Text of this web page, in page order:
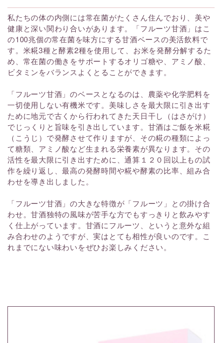
私たちの体の内側には常在菌がたくさん住んでおり、美や
健康と深い関わり合いがあります。「フルーツ甘酒」はこ
の100兆個の常在菌を味方にする甘酒ベースの美活飲料で
す。米糀3種と酵素2種を使用して、お米を発酵分解するた
め、常在菌の働きをサポートするオリゴ糖や、アミノ酸、
ビタミンをバランスよくとることができます。
「フルーツ甘酒」のベースとなるのは、農薬や化学肥料を
一切使用しない有機米です。美味しさを最大限に引き出す
ために地元で古くから行われてきた天日干し（はさがけ）
でじっくりと旨味を引き出しています。甘酒はご飯を米糀
（こうじ）で発酵させて作りますが、その糀の種類によっ
て糖類、アミノ酸など生まれる栄養素が異なります。その
活性を最大限に引き出すために、通算１２０回以上もの試
作を繰り返し、最高の発酵時間や糀や酵素の比率、組み合
わせを導き出しました。
「フルーツ甘酒」の大きな特徴が「フルーツ」との掛け合
わせ。甘酒独特の風味が苦手な方でもすっきりと飲みやす
く仕上がっています。甘酒にフルーツ、というと意外な組
み合わせのようですが、実はとても相性が良いのです。こ
れまでにない味わいをぜひお楽しみください。